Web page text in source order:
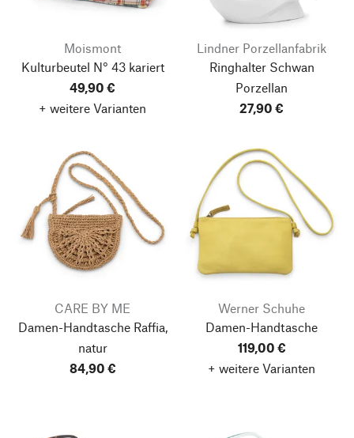
Moismont
Kulturbeutel N° 43 kariert
49,90 €
+ weitere Varianten
Lindner Porzellanfabrik
Ringhalter Schwan
Porzellan
27,90 €
CARE BY ME
Damen-Handtasche Raffia,
natur
84,90 €
Werner Schuhe
Damen-Handtasche
119,00 €
+ weitere Varianten